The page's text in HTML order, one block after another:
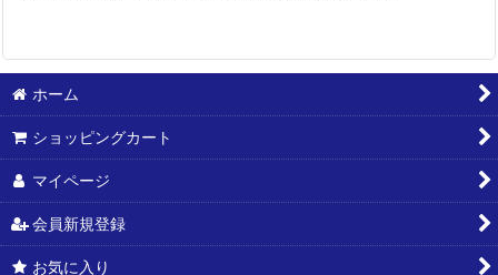
ホーム
ショッピングカート
マイページ
会員新規登録
お気に入り